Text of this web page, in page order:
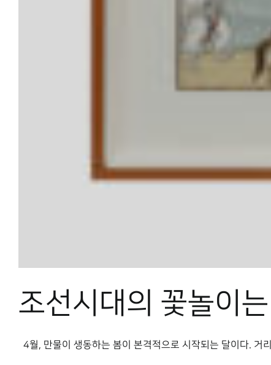
조선시대의 꽃놀이
4월, 만물이 생동하는 봄이 본격적으로 시작되는 달이다. 거